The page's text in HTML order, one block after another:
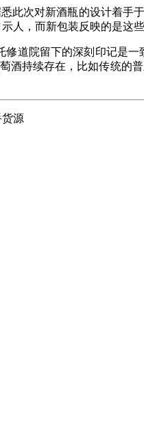
次对新酒瓶的设计着手
，而新包装反映的是这
道院留下的深刻印记是
酒持续存在，比如传统的